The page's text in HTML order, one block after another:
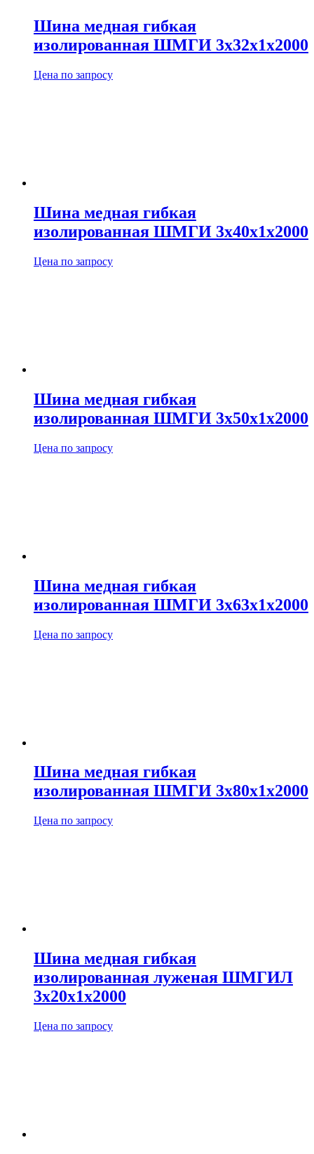
Шина медная гибкая
изолированная ШМГИ 3х32х1х2000
Цена по запросу
Шина медная гибкая
изолированная ШМГИ 3х40х1х2000
Цена по запросу
Шина медная гибкая
изолированная ШМГИ 3х50х1х2000
Цена по запросу
Шина медная гибкая
изолированная ШМГИ 3х63х1х2000
Цена по запросу
Шина медная гибкая
изолированная ШМГИ 3х80х1х2000
Цена по запросу
Шина медная гибкая
изолированная луженая ШМГИЛ
3х20х1х2000
Цена по запросу